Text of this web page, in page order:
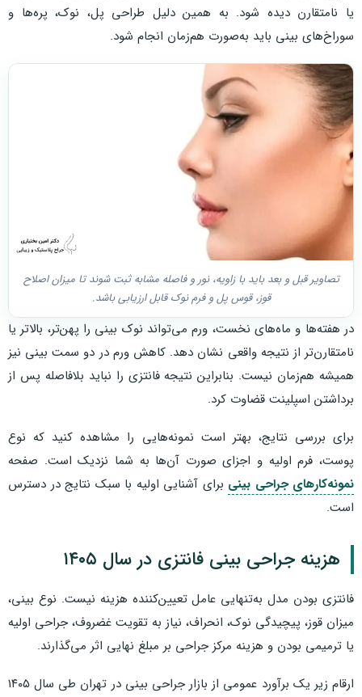
یا نامتقارن دیده شود. به همین دلیل طراحی پل، نوک، پره‌ها و
سوراخ‌های بینی باید به‌صورت هم‌زمان انجام شود.
تصاویر قبل و بعد باید با زاویه، نور و فاصله مشابه ثبت شوند تا میزان اصلاح
قوز، قوس پل و فرم نوک قابل ارزیابی باشد.
در هفته‌ها و ماه‌های نخست، ورم می‌تواند نوک بینی را پهن‌تر، بالاتر یا
نامتقارن‌تر از نتیجه واقعی نشان دهد. کاهش ورم در دو سمت بینی نیز
همیشه هم‌زمان نیست. بنابراین نتیجه فانتزی را نباید بلافاصله پس از
برداشتن اسپلینت قضاوت کرد.
برای بررسی نتایج، بهتر است نمونه‌هایی را مشاهده کنید که نوع
پوست، فرم اولیه و اجزای صورت آن‌ها به شما نزدیک است. صفحه
نمونه‌کارهای جراحی بینی برای آشنایی اولیه با سبک نتایج در دسترس
است.
هزینه جراحی بینی فانتزی در سال ۱۴۰۵
فانتزی بودن مدل به‌تنهایی عامل تعیین‌کننده هزینه نیست. نوع بینی،
میزان قوز، پیچیدگی نوک، انحراف، نیاز به تقویت غضروف، جراحی اولیه
یا ترمیمی بودن و هزینه مرکز جراحی بر مبلغ نهایی اثر می‌گذارند.
ارقام زیر یک برآورد عمومی از بازار جراحی بینی در تهران طی سال ۱۴۰۵